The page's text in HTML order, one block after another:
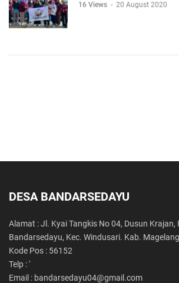
16 Views - 20 August 2020
DESA BANDARSEDAYU
Alamat : Jl. Kyai Tangkis No 04, Dusun Krajan,
Bandarsedayu, Kec. Windusari. Kab. Magelang
Kode Pos : 56152
Telp : '
Email : bandarsedayu04@gmail.com